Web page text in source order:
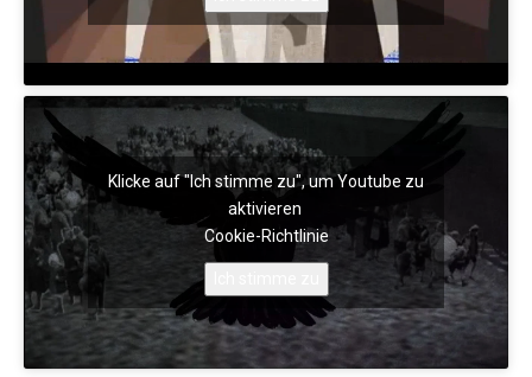
Klicke auf "Ich stimme zu", um Youtube zu
aktivieren
Cookie-Richtlinie